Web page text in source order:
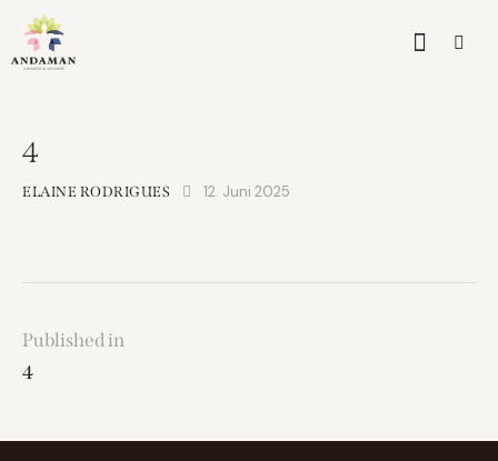
4
ELAINE RODRIGUES 12. Juni 2025
Published in
4